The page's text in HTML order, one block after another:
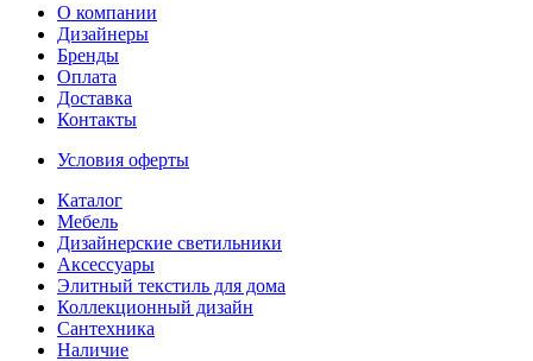
О компании
Дизайнеры
Бренды
Оплата
Доставка
Контакты
Условия оферты
Каталог
Мебель
Дизайнерские светильники
Аксессуары
Элитный текстиль для дома
Коллекционный дизайн
Сантехника
Наличие